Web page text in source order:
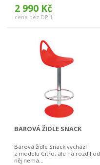
2 990 Kč
cena bez DPH
BAROVÁ ŽIDLE SNACK
Barová židle Snack vychází
z modelu Citro, ale na rozdíl od
něj nemá...